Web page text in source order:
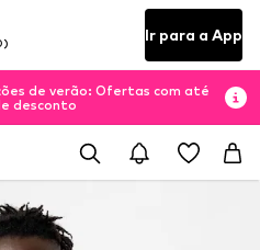
Ir para a App
de verão: Ofertas com até
desconto